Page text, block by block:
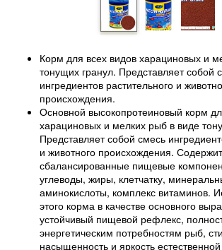
Корм для всех видов харациновых и
тонущих гранул. Представляет собой
ингредиентов растительного и
происхождения.
Основной высокопротеиновый корм
харациновых и мелких рыб в виде
Представляет собой смесь
и животного происхождения.
сбалансированные пищевые
углеводы, жиры, клетчатку,
аминокислоты, комплекс витаминов.
этого корма в качестве основного
устойчивый пищевой рефлекс,
энергетическим потребностям рыб,
насыщенность и яркость